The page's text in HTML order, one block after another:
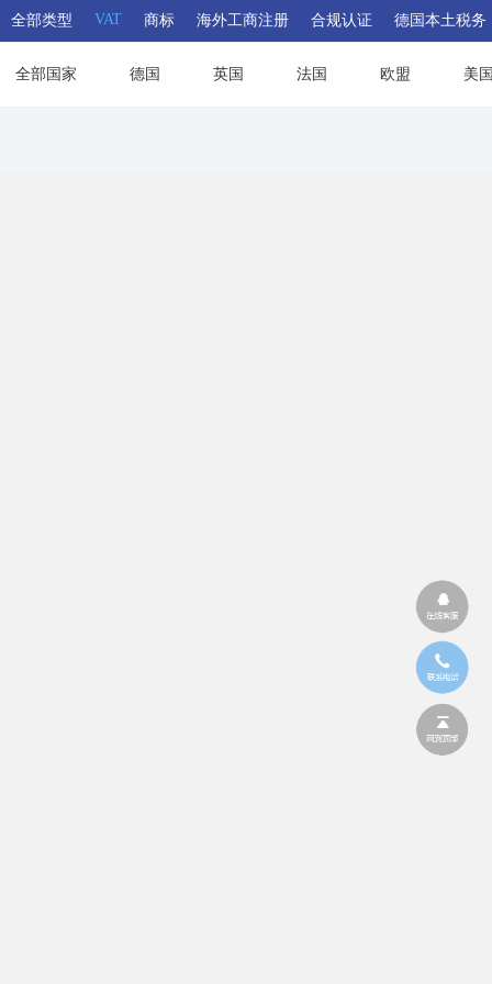
全部类型 VAT 商标 海外工商注册 合规认证 德国本土税务
全部国家 德国 英国 法国 欧盟 美